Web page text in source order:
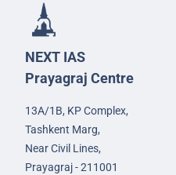
NEXT IAS
Prayagraj Centre
13A/1B, KP Complex,
Tashkent Marg,
Near Civil Lines,
Prayagraj - 211001